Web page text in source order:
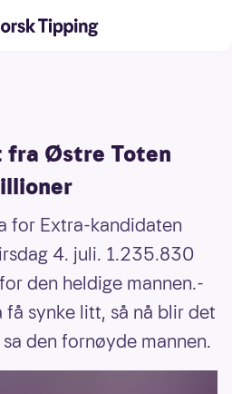
Østre Toten
for Extra-kandidaten
4. juli. 1.235.830
den heldige mannen.-
synke litt, så nå blir det
den fornøyde mannen.